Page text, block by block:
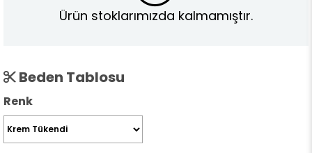
Ürün stoklarımızda kalmamıştır.
Beden Tablosu
Renk